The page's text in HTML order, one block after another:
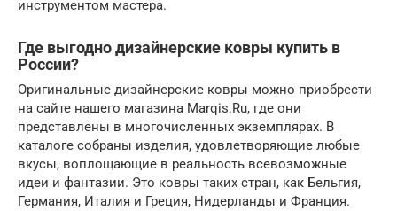
инструментом мастера.
Где выгодно дизайнерские ковры купить в
России?
Оригинальные дизайнерские ковры можно приобрести
на сайте нашего магазина Marqis.Ru, где они
представлены в многочисленных экземплярах. В
каталоге собраны изделия, удовлетворяющие любые
вкусы, воплощающие в реальность всевозможные
идеи и фантазии. Это ковры таких стран, как Бельгия,
Германия, Италия и Греция, Нидерланды и Франция.